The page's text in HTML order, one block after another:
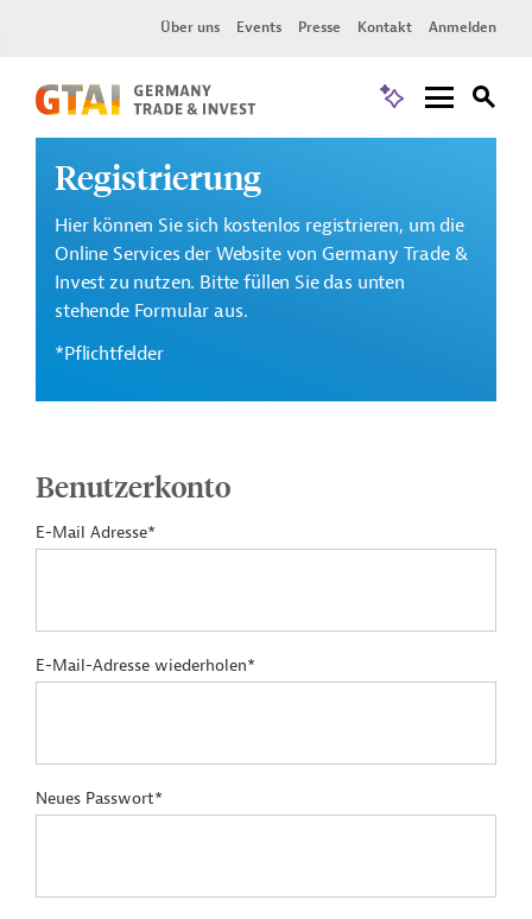
Über uns Events Presse Kontakt Anmelden
Registrierung
Hier können Sie sich kostenlos registrieren, um die
Online Services der Website von Germany Trade &
Invest zu nutzen. Bitte füllen Sie das unten
stehende Formular aus.
*Pflichtfelder
Benutzerkonto
E-Mail Adresse*
E-Mail-Adresse wiederholen*
Neues Passwort*